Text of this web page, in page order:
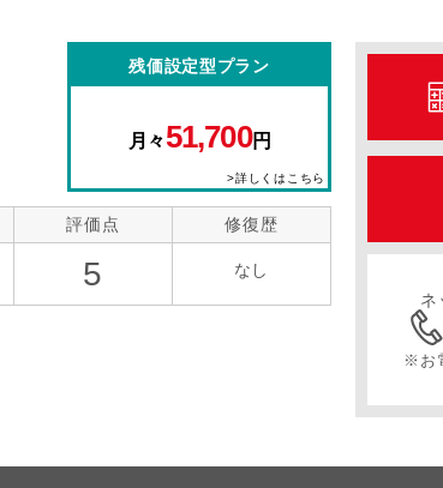
残価設定型プラン
月々51,700円
>詳しくはこちら
評価点
5
修復歴
なし
ネ
※お